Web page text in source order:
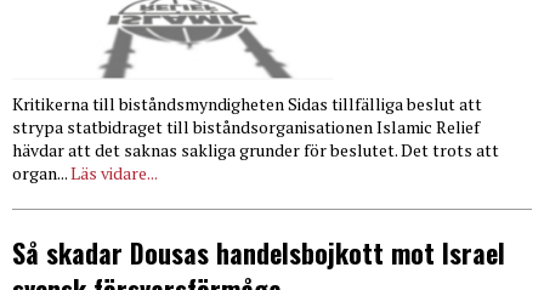
Kritikerna till biståndsmyndigheten Sidas tillfälliga beslut att
strypa statbidraget till biståndsorganisationen Islamic Relief
hävdar att det saknas sakliga grunder för beslutet. Det trots att
organ...Läs vidare...
Så skadar Dousas handelsbojkott mot Israel